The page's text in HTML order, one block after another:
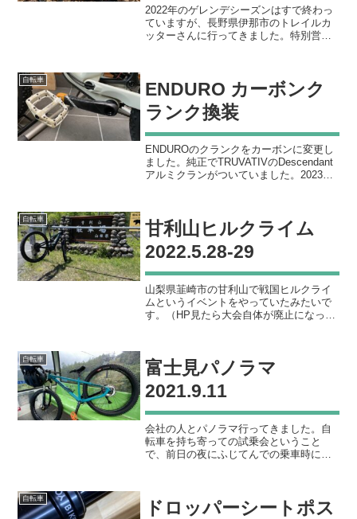
2022年のゲレンデシーズンはすで終わっ
ていますが、長野県伊那市のトレイルカ
ッターさんに行ってきました。特別営業
最高のコンディション...
自転車
ENDURO カーボンク
ランク換装
ENDUROのクランクをカーボンに変更し
ました。純正でTRUVATIVのDescendant
アルミクランがついていました。2023年
自転車
甘利山ヒルクライム
2022.5.28-29
山梨県韮崎市の甘利山で戦国ヒルクライ
ムというイベントをやっていたみたいで
す。（HP見たら大会自体が廃止になった
日ロードバイクのカセッ...
自転車
富士見パノラマ
2021.9.11
会社の人とパノラマ行ってきました。自
転車を持ち寄っての試乗会ということ
で、前日の夜にふじてんでの乗車時に後
KOMODOの2...
自転車
ドロッパーシートポス